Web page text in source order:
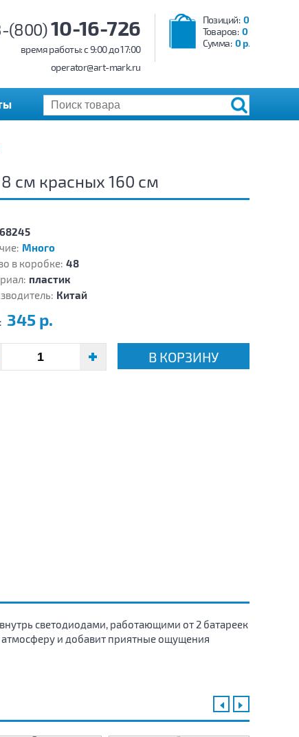
Позиций: 0
Товаров: 0
Сумма: 0 р.
(800)10-16-726
время работы: c 9:00 до 17:00
operator@art-mark.ru
см красных 160 см
68245
Много
в коробке: 48
пластик
Китай
345 р.
В КОРЗИНУ
светодиодами, работающими от 2 батареек
и добавит приятные ощущения